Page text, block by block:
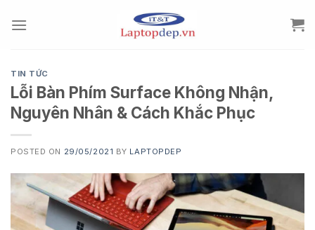
TIN TỨC
Lỗi Bàn Phím Surface Không Nhận,
Nguyên Nhân & Cách Khắc Phục
POSTED ON 29/05/2021 BY LAPTOPDEP